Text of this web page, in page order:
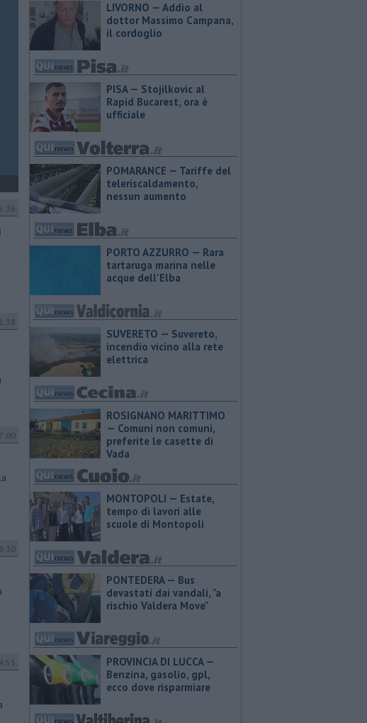
LIVORNO — Addio al
dottor Massimo Campana,
il cordoglio
PISA — Stojilkovic al
Rapid Bucarest, ora è
ufficiale
POMARANCE — Tariffe del
teleriscaldamento,
nessun aumento
PORTO AZZURRO — Rara
tartaruga marina nelle
acque dell'Elba
SUVERETO — Suvereto,
incendio vicino alla rete
elettrica
ROSIGNANO MARITTIMO
— Comuni non comuni,
preferite le casette di
Vada
MONTOPOLI — Estate,
tempo di lavori alle
scuole di Montopoli
PONTEDERA — Bus
devastati dai vandali, "a
rischio Valdera Move"
PROVINCIA DI LUCCA — ​
Benzina, gasolio, gpl,
ecco dove risparmiare